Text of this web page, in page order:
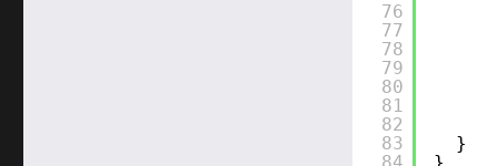
76
77
78
79
80
81
82
83
}